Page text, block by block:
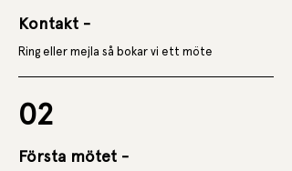
Kontakt -
Ring eller mejla så bokar vi ett möte
02
Första mötet -